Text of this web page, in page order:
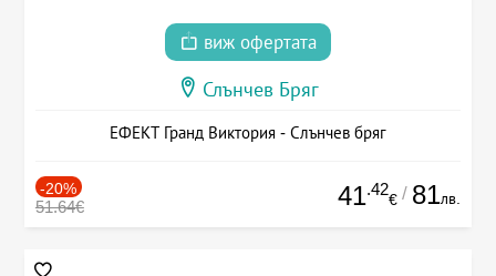
виж офертата
Слънчев Бряг
ЕФЕКТ Гранд Виктория - Слънчев бряг
-20%
51.64€ 41.42
€ / 81лв.